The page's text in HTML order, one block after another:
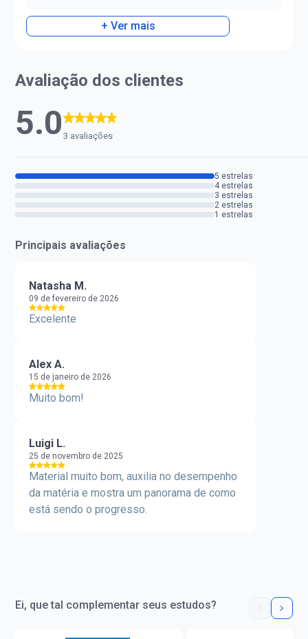
+ Ver mais
Avaliação dos clientes
5.03 avaliações
5 estrelas
4 estrelas
3 estrelas
2 estrelas
1 estrelas
Principais avaliações
Natasha M.
09 de fevereiro de 2026
Excelente
Alex A.
15 de janeiro de 2026
Muito bom!
Luigi L.
25 de novembro de 2025
Material muito bom, auxilia no desempenho
da matéria e mostra um panorama de como
está sendo o progresso.
Ei, que tal complementar seus estudos?